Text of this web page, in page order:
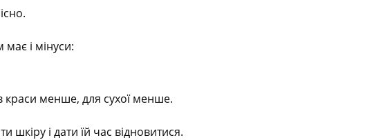
і мінуси:
краси менше, для сухої менше.
шкіру і дати їй час відновитися.